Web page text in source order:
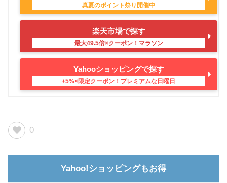
楽天市場で探す
Yahooショッピングで探す
0
Yahoo!ショッピングもお得